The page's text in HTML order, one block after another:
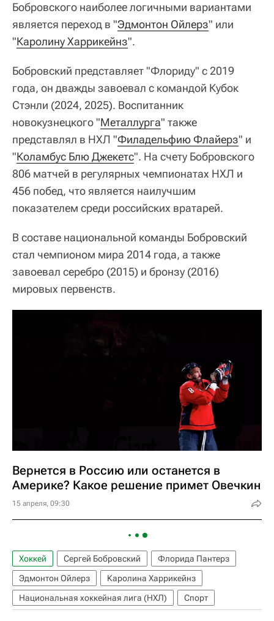
Бобровского наиболее логичными вариантами
является переход в "Эдмонтон Ойлерз" или
"Каролину Харрикейнз".
Бобровский представляет "Флориду" с 2019
года, он дважды завоевал с командой Кубок
Стэнли (2024, 2025). Воспитанник
новокузнецкого "Металлурга" также
представлял в НХЛ "Филадельфию Флайерз" и
"Коламбус Блю Джекетс". На счету Бобровского
806 матчей в регулярных чемпионатах НХЛ и
456 побед, что является наилучшим
показателем среди российских вратарей.
В составе национальной команды Бобровский
стал чемпионом мира 2014 года, а также
завоевал серебро (2015) и бронзу (2016)
мировых первенств.
Вернется в Россию или останется в
Америке? Какое решение примет Овечкин
15 апреля, 09:30
Хоккей Сергей Бобровский
Флорида Пантерз
Эдмонтон Ойлерз
Каролина Харрикейнз
Национальная хоккейная лига (НХЛ)
Спорт